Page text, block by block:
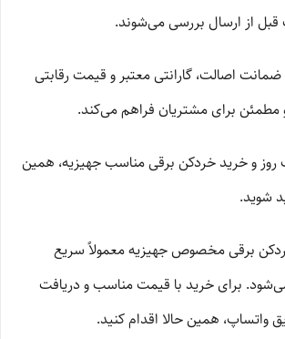
از ارسال بررسی می‌شوند.
ضمانت اصالت، گارانتی معتبر و قیمت رقابتی
برای مشتریان فراهم می‌کند.
و خرید خردکن برقی مناسب جهیزیه، همین
شوید.
برقی مخصوص جهیزیه معمولاً سریع
برای خرید با قیمت مناسب و دریافت
واتساپ، همین حالا اقدام کنید.